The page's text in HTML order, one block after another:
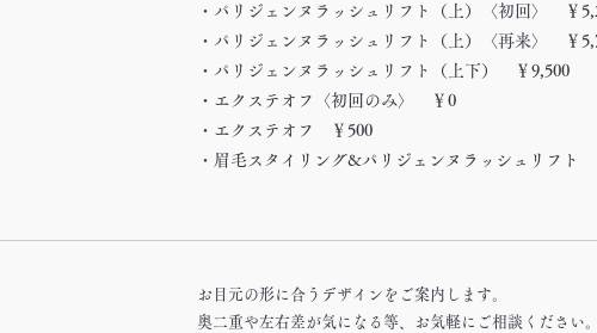
・パリジェンヌラッシュリフト（上）〈初回〉
￥
・パリジェンヌラッシュリフト（上）〈再来〉
￥
・パリジェンヌラッシュリフト（上下）
￥9,500
・ エクステオフ〈初回のみ〉 ￥0
・ エクステオフ ￥500
・ 眉毛スタイリング&パリジェンヌラッシュリフト
お目元の形に合うデザインをご案内します。
奥二重や左右差が気になる等、お気軽にご相談ください